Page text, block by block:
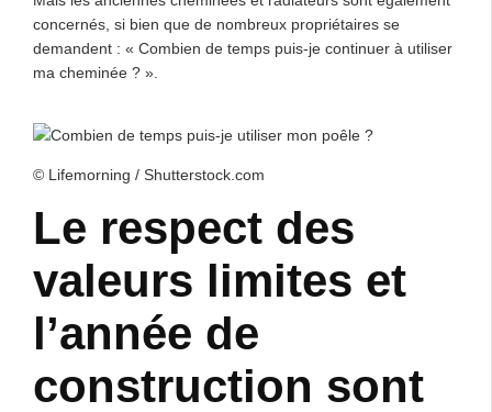
concernés, si bien que de nombreux propriétaires se
demandent : « Combien de temps puis-je continuer à utiliser
ma cheminée ? ».
© Lifemorning / Shutterstock.com
Le respect des
valeurs limites et
l’année de
construction sont